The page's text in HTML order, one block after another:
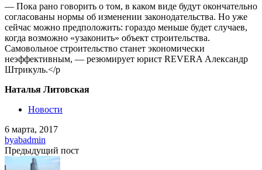
— Пока рано говорить о том, в каком виде будут окончательно
согласованы нормы об изменении законодательства. Но уже
сейчас можно предположить: гораздо меньше будет случаев,
когда возможно «узаконить» объект строительства.
Самовольное строительство станет экономически
неэффективным, — резюмирует юрист REVERA Александр
Штрикуль.</p
Наталья Литовская
Новости
6 марта, 2017
byabadmin
Предыдущий пост